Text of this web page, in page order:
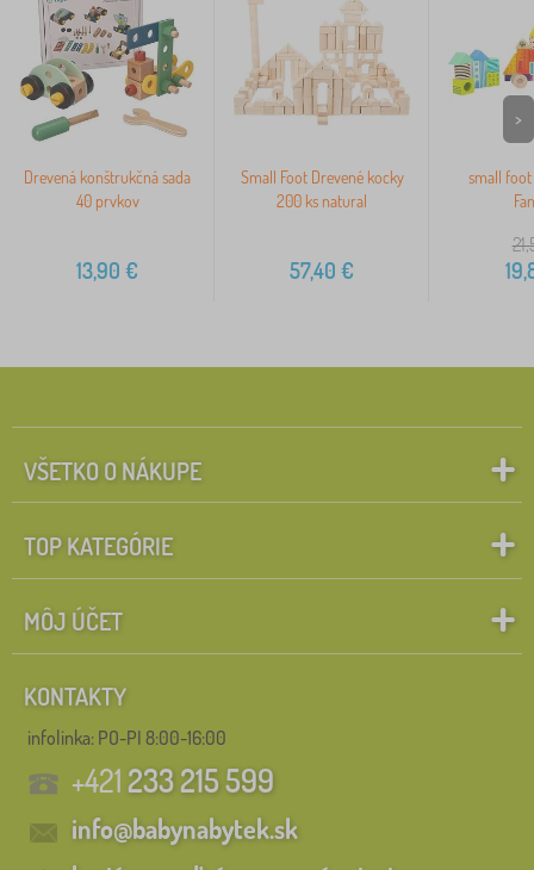
Drevená konštrukčná sada
40 prvkov
13,90 €
Small Foot Drevené kocky
200 ks natural
57,40 €
small
>
VŠETKO O NÁKUPE
TOP KATEGÓRIE
MÔJ ÚČET
KONTAKTY
infolinka: PO-PI 8:00-16:00
+421233 215 599
info@babynabytek.sk